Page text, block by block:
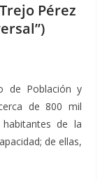
Pérez
de Población y
de 800 mil
de la
de ellas,